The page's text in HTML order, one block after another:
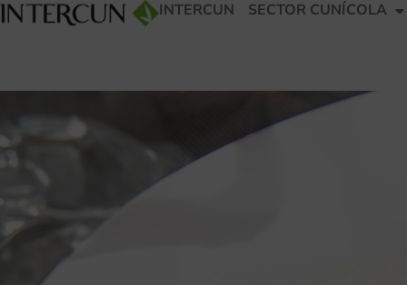
INTERCUN SECTOR CUNÍCOLA